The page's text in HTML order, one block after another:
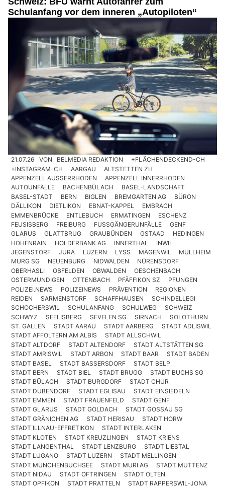
Schulanfang vor dem inneren „Autopiloten“
21.07.26 VON BELMEDIA REDAKTION
+FLÄCHENDECKEND-CH
+INSTAGRAM-CH
AARGAU
ALTSTETTEN ZH
APPENZELL AUSSERRHODEN
APPENZELL INNERRHODEN
AUTOUNFÄLLE
BACHENBÜLACH
BASEL-LANDSCHAFT
BASEL-STADT
BERN BIGLEN BREMGARTEN AG
BÜRON
DÄLLIKON
DIETLIKON EBNAT-KAPPEL
EMBRACH
EMMENBRÜCKE
ENTLEBUCH ERMATINGEN
ESCHENZ
FEUSISBERG
FREIBURG FUSSGÄNGERUNFÄLLE
GENF
GLARUS
GLATTBRUG GRAUBÜNDEN GSTAAD
HEDINGEN
HOHENRAIN
HOLDERBANK AG INNERTHAL
INWIL
JEGENSTORF
JURA LUZERN LYSS MÄGENWIL
MÜLLHEIM
MURG SG
NEUENBURG NIDWALDEN
NÜRENSDORF
OBERHASLI
OBFELDEN OBWALDEN
OESCHENBACH
OSTERMUNDIGEN
OTTENBACH PFÄFFIKON SZ
PFUNGEN
POLIZEI.NEWS
POLIZEINEWS PRÄVENTION
REGIONEN
REIDEN
SARMENSTORF SCHAFFHAUSEN
SCHINDELLEGI
SCHOCHERSWIL
SCHULANFANG SCHULWEG
SCHWEIZ
SCHWYZ
SEELISBERG SEVELEN SG SIRNACH
SOLOTHURN
ST. GALLEN
STADT AARAU STADT AARBERG
STADT ADLISWIL
STADT AFFOLTERN AM ALBIS
STADT ALLSCHWIL
STADT ALTDORF
STADT ALTENDORF
STADT ALTSTÄTTEN SG
STADT AMRISWIL
STADT ARBON STADT BAAR
STADT BADEN
STADT BASEL
STADT BASSERSDORF
STADT BELP
STADT BERN
STADT BIEL STADT BRUGG
STADT BUCHS SG
STADT BÜLACH
STADT BURGDORF
STADT CHUR
STADT DÜBENDORF
STADT EGLISAU
STADT EINSIEDELN
STADT EMMEN
STADT FRAUENFELD
STADT GENF
STADT GLARUS
STADT GOLDACH
STADT GOSSAU SG
STADT GRÄNICHEN AG
STADT HERISAU
STADT HORW
STADT ILLNAU-EFFRETIKON
STADT INTERLAKEN
STADT KLOTEN
STADT KREUZLINGEN
STADT KRIENS
STADT LANGENTHAL
STADT LENZBURG
STADT LIESTAL
STADT LUGANO
STADT LUZERN
STADT MELLINGEN
STADT MÜNCHENBUCHSEE
STADT MURI AG
STADT MUTTENZ
STADT NIDAU
STADT OFTRINGEN
STADT OLTEN
STADT OPFIKON
STADT PRATTELN
STADT RAPPERSWIL-JONA